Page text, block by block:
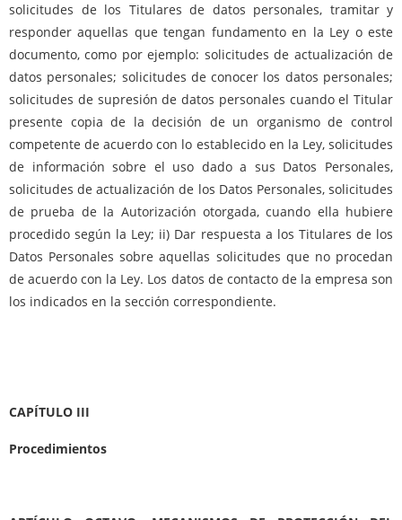
solicitudes de los Titulares de datos personales, tramitar y
responder aquellas que tengan fundamento en la Ley o este
documento, como por ejemplo: solicitudes de actualización de
datos personales; solicitudes de conocer los datos personales;
solicitudes de supresión de datos personales cuando el Titular
presente copia de la decisión de un organismo de control
competente de acuerdo con lo establecido en la Ley, solicitudes
de información sobre el uso dado a sus Datos Personales,
solicitudes de actualización de los Datos Personales, solicitudes
de prueba de la Autorización otorgada, cuando ella hubiere
procedido según la Ley; ii) Dar respuesta a los Titulares de los
Datos Personales sobre aquellas solicitudes que no procedan
de acuerdo con la Ley. Los datos de contacto de la empresa son
los indicados en la sección correspondiente.
CAPÍTULO III
Procedimientos